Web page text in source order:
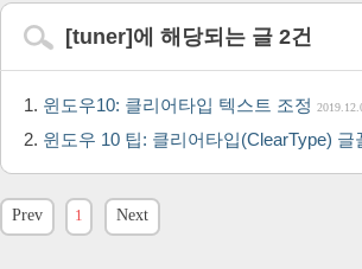
[tuner]에 해당되는 글 2건
윈도우10: 클리어타입 텍스트 조정
윈도우 10 팁: 클리어타입(ClearType)
Prev 1 Next